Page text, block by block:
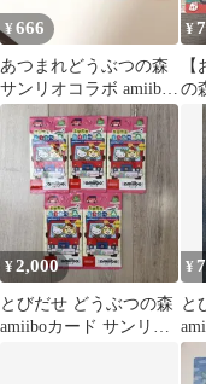
¥666
あつまれどうぶつの森
サンリオコラボ amiibo
カード トビー フィーカ
¥
の
¥2,000
とびだせ どうぶつの森
amiiboカード サンリオ
¥
と
コ